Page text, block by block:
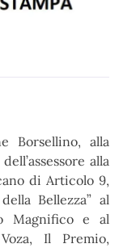
Borsellino, alla
alla
di Articolo 9,
Bellezza” al
Magnifico e al
Il Premio,